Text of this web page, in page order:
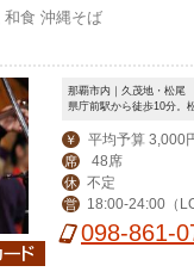
和食 沖縄そば
那覇市内｜久茂地・松尾
県庁前駅から徒歩10分。
￥ 平均予算 3,000
席 48席
休 不定
営 18:00-24:00（
098-861-